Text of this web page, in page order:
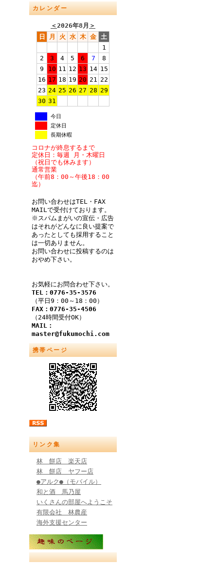
カレンダー
＜2026年8月 ＞
日
月 火 水 木 金 土
1
2
3 4 5 6 7
8
9
10 11 12 13 14 15
16 17 18 19 20 21 22
23 24 25 26 27 28 29
30 31
今日
定休日
長期休暇
コロナが終息するまで
定休日：毎週 月・木曜日
（祝日でも休みます）
通常営業
（午前8：00～午後18：00
迄）
お問い合わせはTEL・FAX
MAILで受付けております。
※スパムまがいの宣伝・広告
はそれがどんなに良い提案で
あったとしても採用すること
は一切ありません。
お問い合わせに投稿するのは
おやめ下さい。
お気軽にお問合わせ下さい。
TEL：0776-35-3576
（平日9：00～18：00）
FAX：0776-35-4506
（24時間受付OK）
MAIL：
master@fukumochi.com
携帯ページ
リンク集
林 餅店 楽天店
林 餅店 ヤフー店
●アルク●（モバイル）
和と酒 馬乃屋
いくさんの部屋へようこそ
有限会社 林農産
海外支援センター